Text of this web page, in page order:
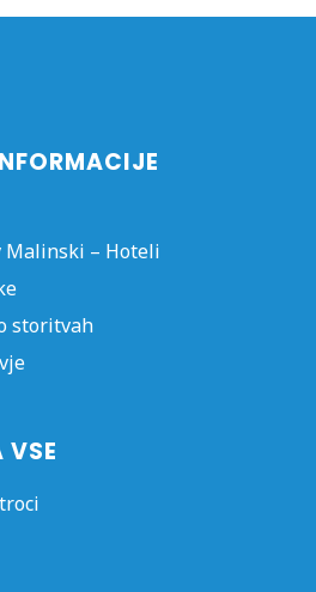
Malinski – Hoteli
storitvah
VSE